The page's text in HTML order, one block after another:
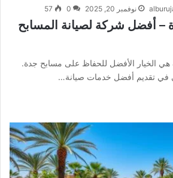
نوفمبر 20, 2025 0
57
– أفضل شركة لصيانة المسابح
الخيار الأفضل للحفاظ على مسابح جدة.
في تقديم أفضل خدمات صيانة…